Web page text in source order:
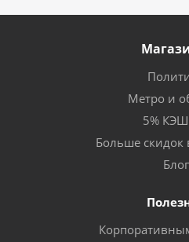
Метро и
5%
Больше скидок
Блог